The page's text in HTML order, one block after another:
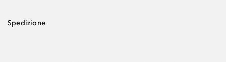
Spedizione